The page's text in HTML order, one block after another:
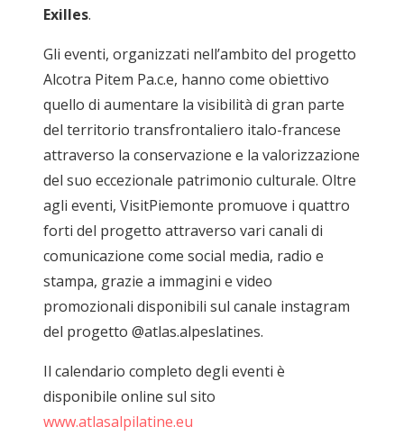
Exilles.
Gli eventi, organizzati nell’ambito del progetto
Alcotra Pitem Pa.c.e, hanno come obiettivo
quello di aumentare la visibilità di gran parte
del territorio transfrontaliero italo-francese
attraverso la conservazione e la valorizzazione
del suo eccezionale patrimonio culturale. Oltre
agli eventi, VisitPiemonte promuove i quattro
forti del progetto attraverso vari canali di
comunicazione come social media, radio e
stampa, grazie a immagini e video
promozionali disponibili sul canale instagram
del progetto @atlas.alpeslatines.
Il calendario completo degli eventi è
disponibile online sul sito
www.atlasalpilatine.eu